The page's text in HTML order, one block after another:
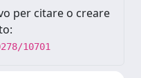
per citare o creare
10701